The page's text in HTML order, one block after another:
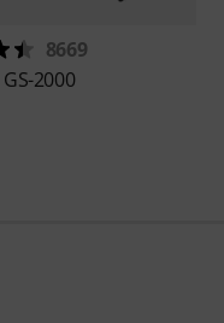
8669
GS-2000